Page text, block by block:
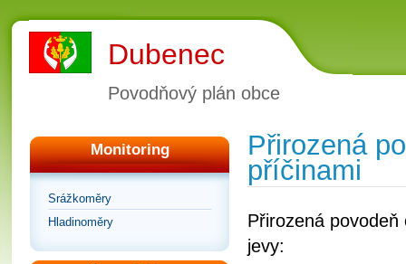
Dubenec
Povodňový plán obce
Monitoring
Srážkoměry
Hladinoměry
Přirozená
příčinami
Přirozená
jevy: